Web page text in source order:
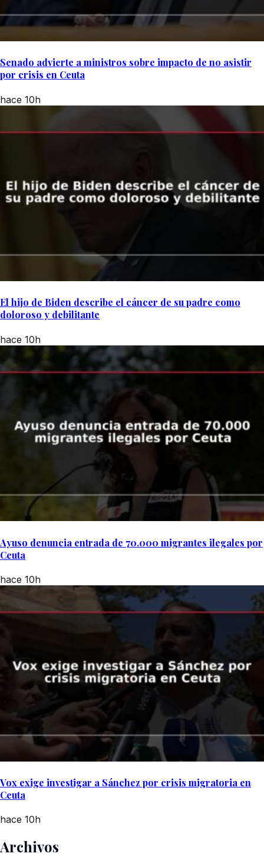
Senado advierte a ministros sobre impacto de no asistir
por crisis en Ceuta
hace 10h
El hijo de Biden describe el cáncer de su padre como
doloroso y debilitante
hace 10h
Ayuso denuncia entrada de 70.000 migrantes ilegales por
Ceuta
hace 10h
Vox exige investigar a Sánchez por crisis migratoria en
Ceuta
hace 10h
Archivos